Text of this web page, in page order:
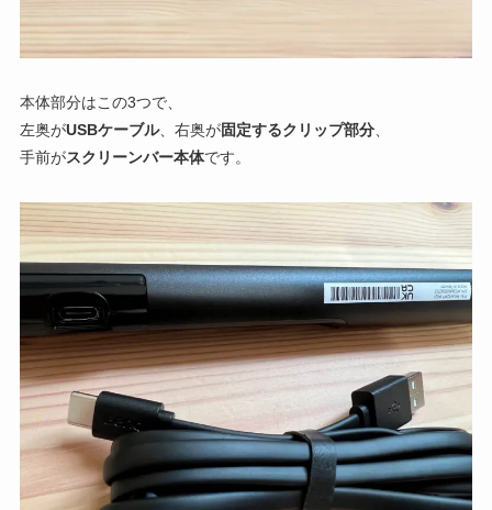
本体部分はこの3つで、
左奥がUSBケーブル、右奥が固定するクリップ部分、
手前がスクリーンバー本体です。